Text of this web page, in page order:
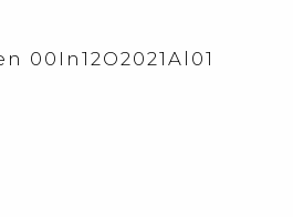
00In12O2021Al01